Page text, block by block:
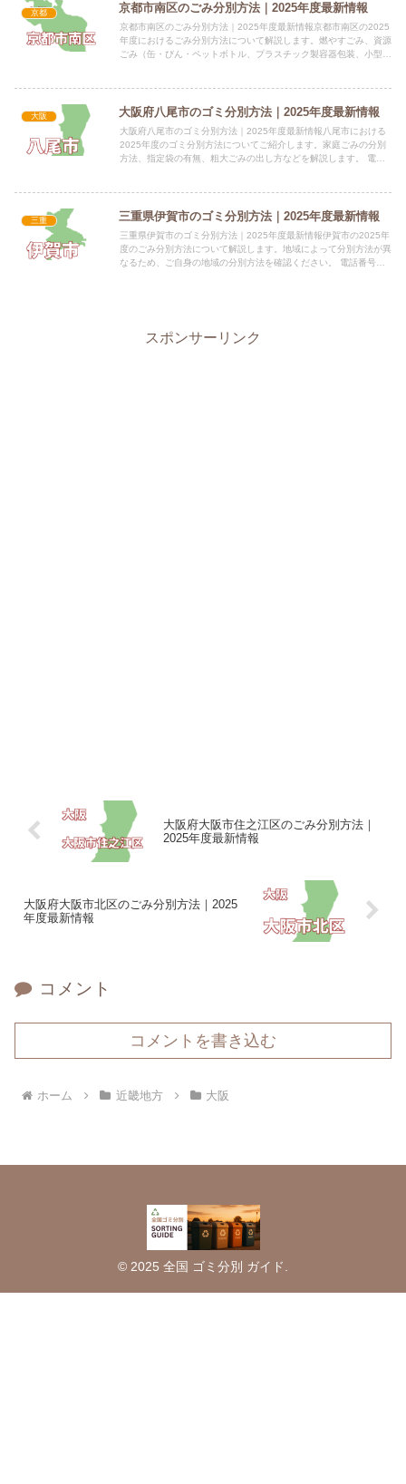
京都 京都市南区のごみ分別方法｜2025年度最新情報
京都市南区のごみ分別方法｜2025年度最新情報京都市南区の2025
年度におけるごみ分別方法について解説します。燃やすごみ、資源
ごみ（缶・びん・ペットボトル、プラスチック製容器包装、小型金
大阪 大阪府八尾市のゴミ分別方法｜2025年度最新情報
大阪府八尾市のゴミ分別方法｜2025年度最新情報八尾市における
2025年度のゴミ分別方法についてご紹介します。家庭ごみの分別
方法、指定袋の有無、粗大ごみの出し方などを解説します。 電話
三重 三重県伊賀市のゴミ分別方法｜2025年度最新情報
三重県伊賀市のゴミ分別方法｜2025年度最新情報伊賀市の2025年
度のごみ分別方法について解説します。地域によって分別方法が異
なるため、ご自身の地域の分別方法を確認ください。 電話番号：
スポンサーリンク
大阪府大阪市住之江区のごみ分別方法｜
2025年度最新情報
大阪府大阪市北区のごみ分別方法｜2025
年度最新情報
コメント
コメントを書き込む
ホーム 近畿地方 大阪
© 2025 全国 ゴミ分別 ガイド.